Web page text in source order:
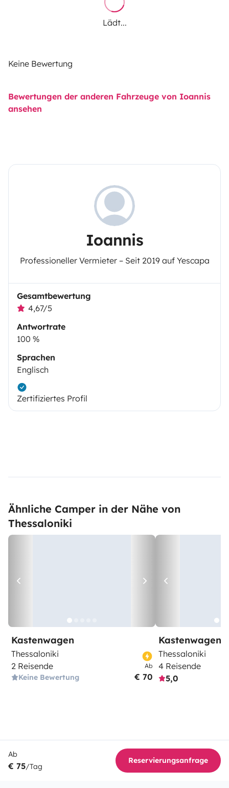
Lädt...
Keine Bewertung
Bewertungen der anderen Fahrzeuge von Ioannis
ansehen
Ioannis
Professioneller Vermieter – Seit 2019 auf Yescapa
Gesamtbewertung
4,67/5
Antwortrate
100 %
Sprachen
Englisch
Zertifiziertes Profil
Ähnliche Camper in der Nähe von
Thessaloniki
Kastenwagen
Thessaloniki
2 Reisende
Keine Bewertung
Ab
€ 70
Kastenwagen
Thessaloniki
4 Reisende
5,0
Ab
€ 75/Tag
Reservierungsanfrage